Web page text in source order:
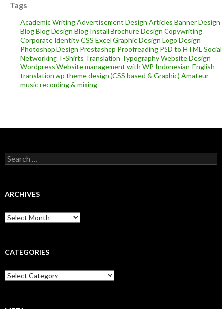
Tags
Academic WritingAdvertisement Design Articles Banner Design
BlogBlog Design Blog Install Brochure Design Copywriting
Corporate IdentityCSS Excel Graphic Design Logo Design
Photoshop Design Prestashop Proofreading PSD to HTML Social
Networking T-Shirts Translation TypographyWebsite Design
Wordpress Website management with WP Indonesian-English
translation wp theme design (CSS based & Graphic) Amateur
music recording & mixing
Search
for:
ARCHIVES
Archives
CATEGORIES
Categories